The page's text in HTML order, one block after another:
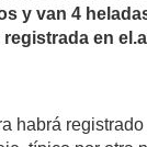
y van 4
en
habrá